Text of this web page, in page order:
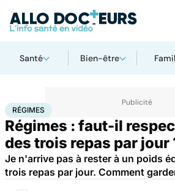
Santé Bien-être
AccueilSanté
RÉGIMES
Régimes : faut-il
des trois repas par jour
Je n'arrive pas à rester à un poids
trois repas par jour. Comment